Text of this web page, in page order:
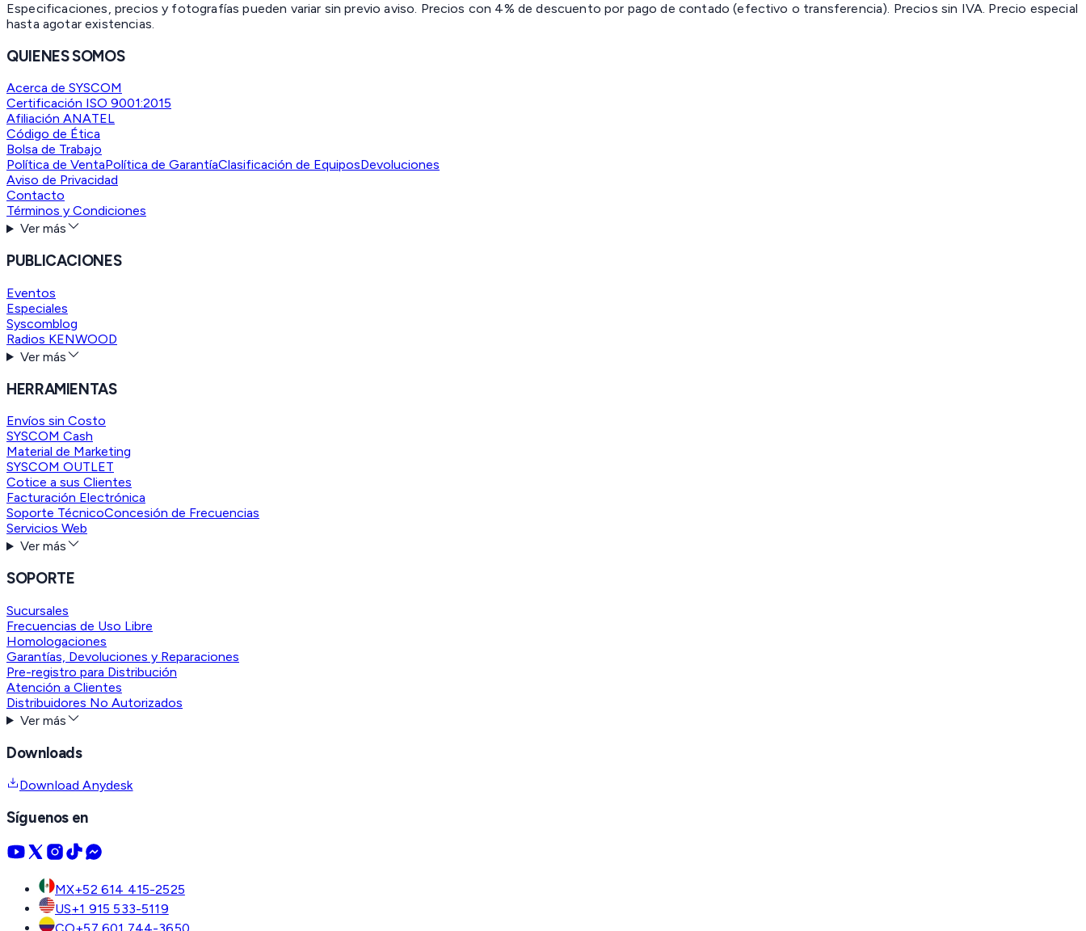
Especificaciones, precios y fotografías pueden variar sin previo aviso. Precios con 4% de descuento por pago de contado (efectivo o transferencia). Precios sin IVA. Precio especial
hasta agotar existencias.
QUIENES SOMOS
Acerca de SYSCOM
Certificación ISO 9001:2015
Afiliación ANATEL
Código de Ética
Bolsa de Trabajo
Política de VentaPolítica de GarantíaClasificación de EquiposDevoluciones
Aviso de Privacidad
Contacto
Términos y Condiciones
Ver más
PUBLICACIONES
Eventos
Especiales
Syscomblog
Radios KENWOOD
Ver más
HERRAMIENTAS
Envíos sin Costo
SYSCOM Cash
Material de Marketing
SYSCOM OUTLET
Cotice a sus Clientes
Facturación Electrónica
Soporte TécnicoConcesión de Frecuencias
Servicios Web
Ver más
SOPORTE
Sucursales
Frecuencias de Uso Libre
Homologaciones
Garantías, Devoluciones y Reparaciones
Pre-registro para Distribución
Atención a Clientes
Distribuidores No Autorizados
Ver más
Downloads
Download Anydesk
Síguenos en
MX+52 614 415-2525
US+1 915 533-5119
CO+57 601 744-3650